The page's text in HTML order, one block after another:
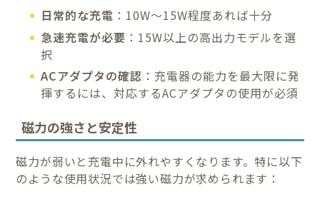
日常的な充電 ：10W〜15W程度あれば十分
急速充電が必要 ：15W以上の高出力モデルを選
択
ACアダプタの確認 ：充電器の能力を最大限に発
揮するには、対応するACアダプタの使用が必須
磁力の強さと安定性
磁力が弱いと充電中に外れやすくなります。特に以下
のような使用状況では強い磁力が求められます：